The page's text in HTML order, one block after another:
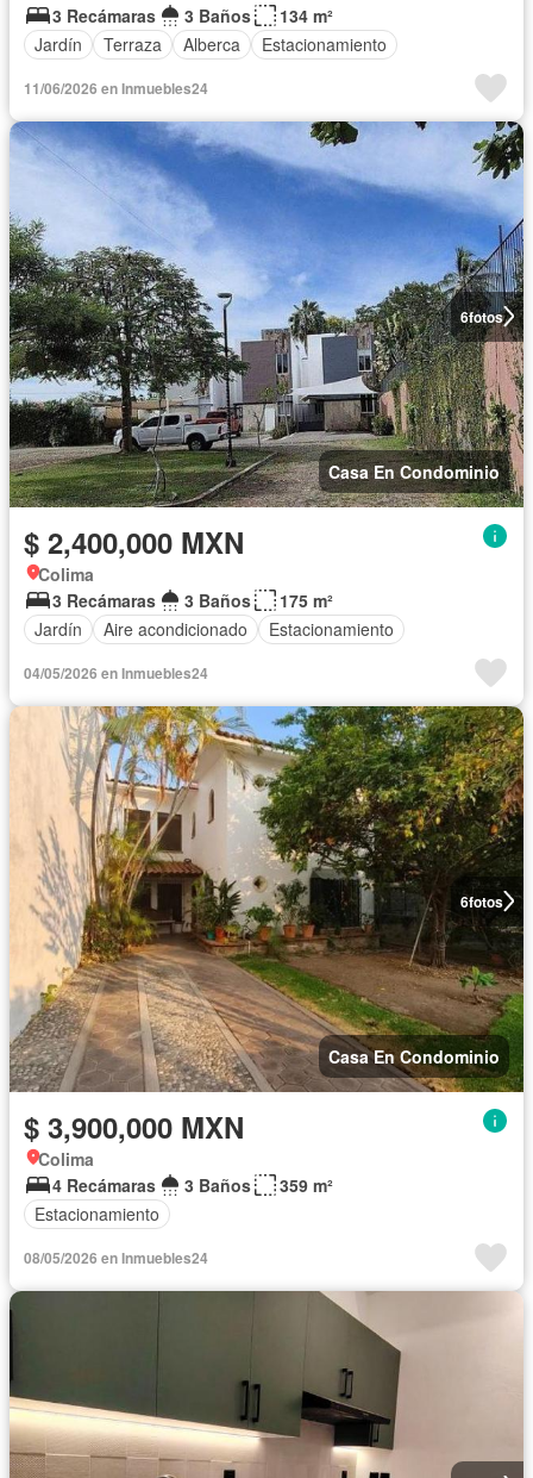
3 Recámaras
3 Baños
134 m²
Jardín
Terraza Alberca Estacionamiento
11/06/2026 en Inmuebles24
6fotos
Casa En Condominio
$ 2,400,000 MXN
Colima
3 Recámaras
3 Baños
175 m²
Jardín
Aire acondicionado Estacionamiento
04/05/2026 en Inmuebles24
6fotos
Casa En Condominio
$ 3,900,000 MXN
Colima
4 Recámaras
3 Baños
359 m²
Estacionamiento
08/05/2026 en Inmuebles24